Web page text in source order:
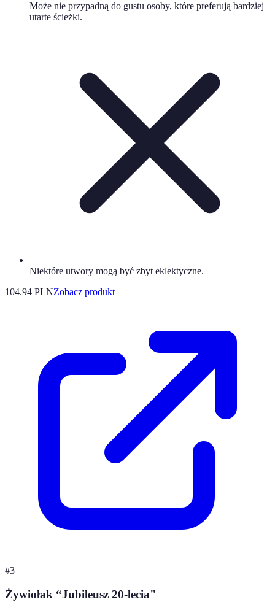
Może nie przypadną do gustu osoby, które preferują bardziej
utarte ścieżki.
Niektóre utwory mogą być zbyt eklektyczne.
104.94 PLNZobacz produkt
#3
Żywiołak “Jubileusz 20-lecia"